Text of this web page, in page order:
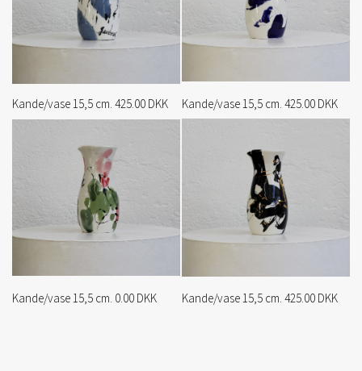
Kande/vase 15,5 cm. 425.00 DKK Kande/vase 15,5 cm. 425.00 DKK
Kande/vase 15,5 cm. 0.00 DKK Kande/vase 15,5 cm. 425.00 DKK